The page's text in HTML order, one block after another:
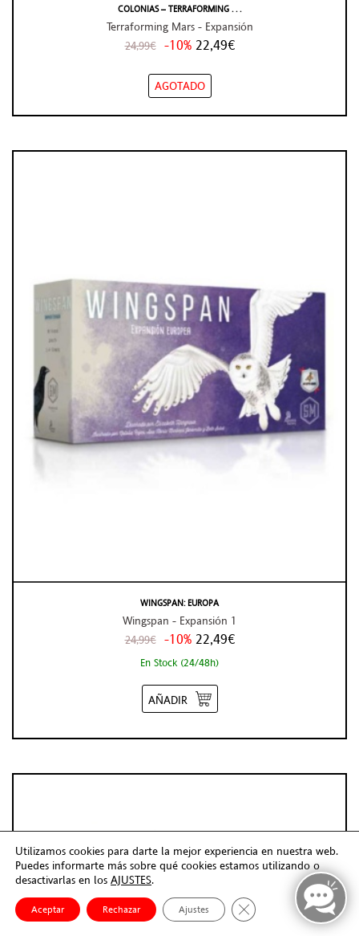
COLONIAS – TERRAFORMING . . .
Terraforming Mars - Expansión
24,99€ -10% 22,49€
AGOTADO
WINGSPAN: EUROPA
Wingspan - Expansión 1
24,99€ -10% 22,49€
En Stock (24/48h)
AÑADIR
Utilizamos cookies para darte la mejor experiencia en nuestra web.
Puedes informarte más sobre qué cookies estamos utilizando o
desactivarlas en los AJUSTES.
Aceptar Rechazar Ajustes Cerrar el banner de